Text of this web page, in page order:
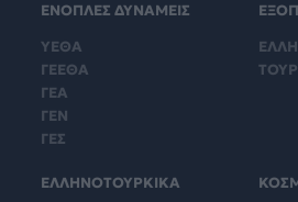
ΕΝΟΠΛΕΣ ΔΥΝΑΜΕΙΣ
ΥΕΘΑ
ΓΕΕΘΑ
ΓΕΑ
ΓΕΝ
ΓΕΣ
ΕΛΛΗΝΟΤΟΥΡΚΙΚΑ